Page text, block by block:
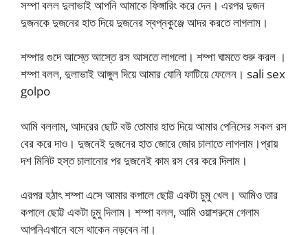
সম্পা বলল দুলাভাই আপনি আমাকে ফিঙ্গারিং করে দেন। এরপর দুজন
দুজনকে দুজনের হাত দিয়ে দুজনের স্বপ্নকুঞ্জে আদর করতে লাগলাম।
শম্পার গুদে আস্তে আস্তে রস আসতে লাগলো। শম্পা ঘামতে শুরু করল ।
শম্পা বলল, দুলাভাই আঙ্গুল দিয়ে আমার যোনি ফাটিয়ে ফেলেন। sali sex
golpo
আমি বললাম, আদরের ছোট বউ তোমার হাত দিয়ে আমার পেনিসের সকল রস
বের করে দাও। দুজনেই দুজনের হাত জোরে জোর চালাতে লাগলাম।প্রায়
দশ মিনিট হস্ত চালানোর পর দুজনেই কাম রস বের করে দিলাম।
এরপর হঠাৎ শম্পা এসে আমার কপালে ছোট্ট একটা চুমু খেল। আমিও তার
কপালে ছোট্ট একটা চুমু দিলাম। শম্পা বলল, আমি ওয়াশরুমে গেলাম
আপনিএখানে বসে থাকেন নড়বেন না।